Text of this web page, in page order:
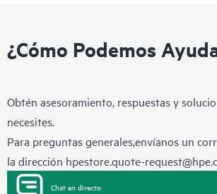
¿Cómo Podemos
Obtén asesoramiento, respuestas y
necesites.
Para preguntas generales,envíanos un
la dirección hpestore.quote-
Chat en directo